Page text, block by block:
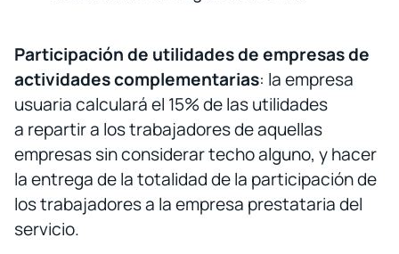
Participación de utilidades de empresas de
actividades complementarias: la empresa
usuaria calculará el 15% de las utilidades
a repartir a los trabajadores de aquellas
empresas sin considerar techo alguno, y hacer
la entrega de la totalidad de la participación de
los trabajadores a la empresa prestataria del
servicio.